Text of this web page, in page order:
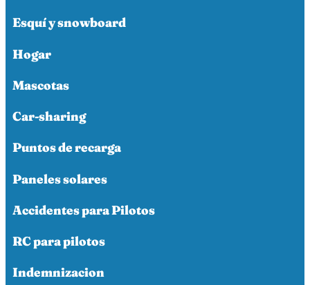
Esquí y snowboard
Hogar
Mascotas
Car-sharing
Puntos de recarga
Paneles solares
Accidentes para Pilotos
RC para pilotos
Indemnizacion